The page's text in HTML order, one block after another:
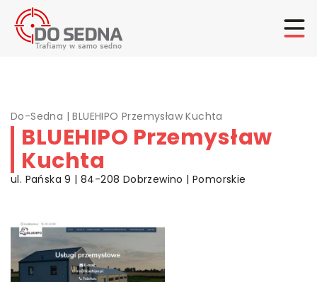
Do-Sedna |BLUEHIPO Przemysław Kuchta
BLUEHIPO Przemysław
Kuchta
ul. Pańska 9 | 84-208 Dobrzewino | Pomorskie